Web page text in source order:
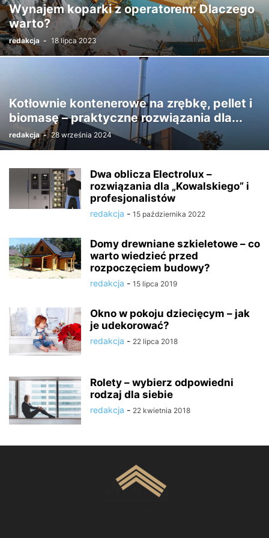
Wynajem koparki z operatorem: Dlaczego
warto?
redakcja - 18 lipca 2023
Kotłownie kontenerowe na zrębkę, pellet i
biomasę – praktyczne rozwiązania dla...
redakcja - 28 września 2024
Dwa oblicza Electrolux –
rozwiązania dla „Kowalskiego” i
profesjonalistów
redakcja - 15 października 2022
Domy drewniane szkieletowe – co
warto wiedzieć przed
rozpoczęciem budowy?
redakcja - 15 lipca 2019
Okno w pokoju dziecięcym – jak
je udekorować?
redakcja - 22 lipca 2018
Rolety – wybierz odpowiedni
rodzaj dla siebie
redakcja - 22 kwietnia 2018